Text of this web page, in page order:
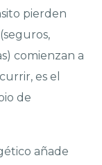
pierden
comienzan a
es el
de
añade